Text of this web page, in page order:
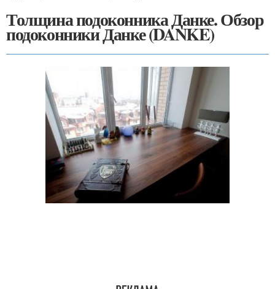
Толщина подоконника Данке. Обзор
подоконники Данке (DANKE)